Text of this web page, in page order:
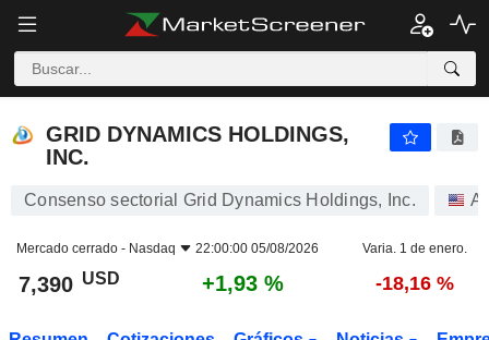
GRID DYNAMICS HOLDINGS, INC. +1,93 %
GRID DYNAMICS HOLDINGS,
INC.
Consenso sectorial Grid Dynamics Holdings, Inc.
Mercado cerrado - Nasdaq 22:00:00 05/08/2026 Varia. 1 de enero.
7,390 USD +1,93 % -18,16 %